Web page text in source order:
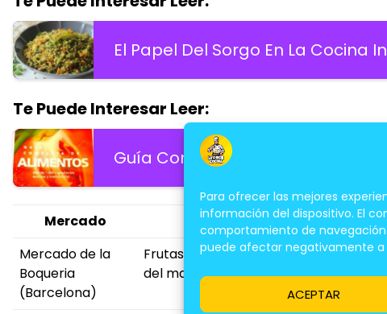
Para ofrecer las mejores
información del dispositivo. El
comportamiento de
puede afectar negativamente
ACEPTAR
El Papel Del Sorgo En La Cocina
Te Puede Interesar Leer:
Guía Completa De Ingredientes
Mercado Especialidades
Mercado de la
Boqueria
(Barcelona)
Frutas tropicales, especias, productos
del mar, quesos artesanales.